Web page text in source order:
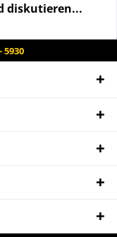
diskutieren...
5930